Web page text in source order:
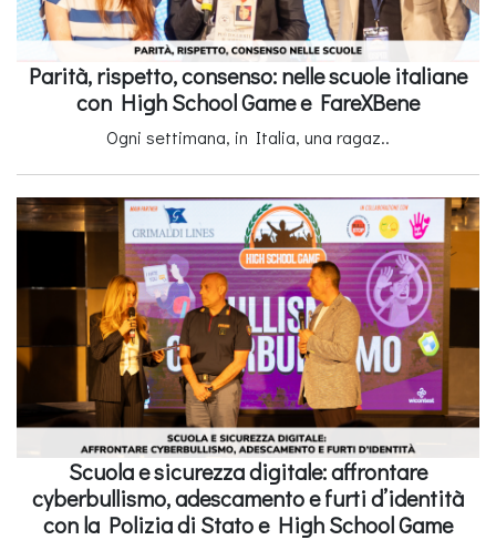
Parità, rispetto, consenso: nelle scuole italiane
con High School Game e FareXBene
Ogni settimana, in Italia, una ragaz..
Scuola e sicurezza digitale: affrontare
cyberbullismo, adescamento e furti d’identità
con la Polizia di Stato e High School Game